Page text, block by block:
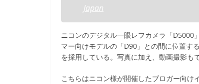
Japan
ニコンのデジタル一眼レフカメラ「D5000
マー向けモデルの「D90」との間に位置す
を採用している。写真に加え、動画撮影も
こちらはニコン様が開催したブロガー向け